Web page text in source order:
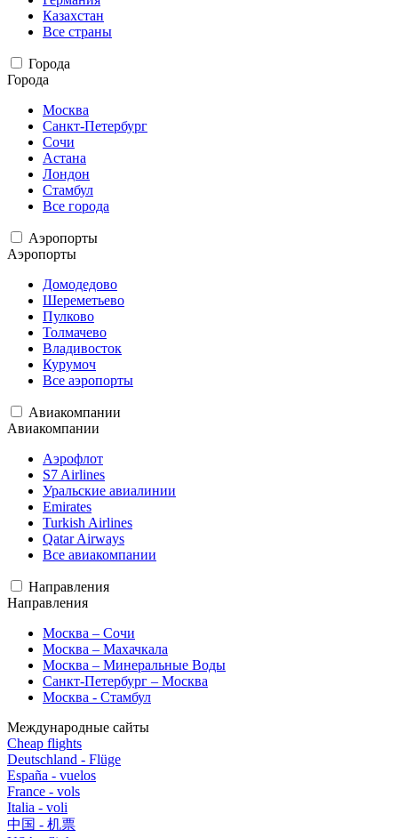
Казахстан
Все страны
Города
Города
Москва
Санкт-Петербург
Сочи
Астана
Лондон
Стамбул
Все города
Аэропорты
Аэропорты
Домодедово
Шереметьево
Пулково
Толмачево
Владивосток
Курумоч
Все аэропорты
Авиакомпании
Авиакомпании
Аэрофлот
S7 Airlines
Уральские авиалинии
Emirates
Turkish Airlines
Qatar Airways
Все авиакомпании
Направления
Направления
Москва – Сочи
Москва – Махачкала
Москва – Минеральные Воды
Санкт-Петербург – Москва
Москва - Стамбул
Международные сайты
Cheap flights
Deutschland - Flüge
España - vuelos
France - vols
Italia - voli
中国 - 机票